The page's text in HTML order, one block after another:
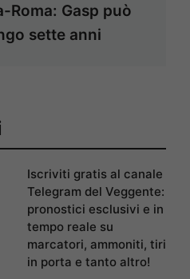
Roma: Gasp può
sette anni
Iscriviti gratis al canale
Telegram del Veggente:
pronostici esclusivi e in
tempo reale su
marcatori, ammoniti, tiri
in porta e tanto altro!